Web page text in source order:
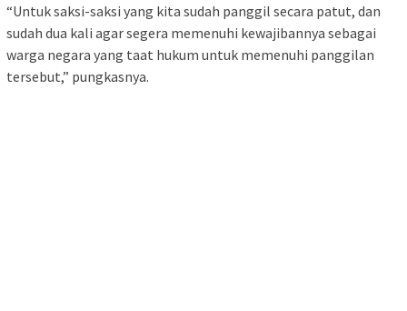
“Untuk saksi-saksi yang kita sudah panggil secara patut, dan
sudah dua kali agar segera memenuhi kewajibannya sebagai
warga negara yang taat hukum untuk memenuhi panggilan
tersebut,” pungkasnya.